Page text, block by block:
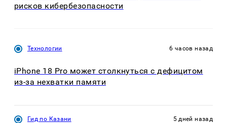
рисков кибербезопасности
Технологии 6 часов назад
iPhone 18 Pro может столкнуться с дефицитом
из-за нехватки памяти
Гид по Казани 5 дней назад